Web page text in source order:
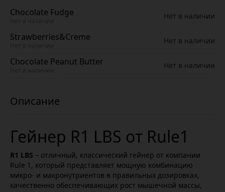
Chocolate Fudge Нет в наличии
Strawberries&Creme Нет в наличии
Chocolate Peanut Butter Нет в наличии
Гейнер R1 LBS от Rule1
R1 LBS – отличный, классический гейнер от компании
Rule 1, который представляет мощную комбинацию
микро- и макронутриентов в правильных дозировках,
качественно обеспечивающих рост мышечной массы,